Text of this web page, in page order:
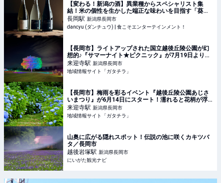
【変わる！新潟の酒】異業種からスペシャリスト集
結！米の個性を生かした端正な味わいを目指す「葵酒
造」 | dancyu (ダンチュウ) | 食こそエンターテインメ
ント！
長岡駅 新潟県長岡市
dancyu (ダンチュウ) | 食こそエンターテインメント！
【長岡市】ライトアップされた国立越後丘陵公園が幻
想的♪『サマーナイト★ピクニック』が7月19日より開
催！「変形自転車」で夜の公園を探検しよう♪ - 地域情
報サイト「ガタチラ」
来迎寺駅 新潟県長岡市
地域情報サイト「ガタチラ」
【長岡市】梅雨を彩るイベント『越後丘陵公園あじさ
いまつり』が6月14日にスタート！濡れると花柄が浮
き出る「色変わり傘」が可愛らしい♪ - 地域情報サイト
「ガタチラ」
来迎寺駅 新潟県長岡市
地域情報サイト「ガタチラ」
山奥に広がる隠れスポット！伝説の池に咲くカキツバ
タ／長岡市
越後岩塚駅 新潟県長岡市
にいがた観光ナビ